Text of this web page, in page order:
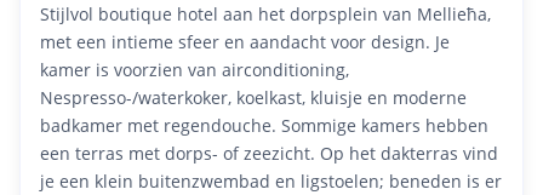
Stijlvol boutique hotel aan het dorpsplein van Mellieħa,
met een intieme sfeer en aandacht voor design. Je
kamer is voorzien van airconditioning,
Nespresso-/waterkoker, koelkast, kluisje en moderne
badkamer met regendouche. Sommige kamers hebben
een terras met dorps- of zeezicht. Op het dakterras vind
je een klein buitenzwembad en ligstoelen; beneden is er